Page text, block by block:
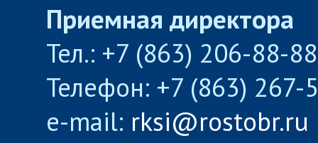
Приемная директора
Тел.: +7 (863) 206-88-
Телефон: +7 (863) 267-
e-mail: rksi@rostobr.ru